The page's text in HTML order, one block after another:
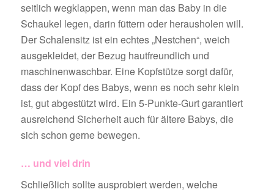
seitlich wegklappen, wenn man das Baby in die
Schaukel legen, darin füttern oder herausholen will.
Der Schalensitz ist ein echtes „Nestchen“, weich
ausgekleidet, der Bezug hautfreundlich und
maschinenwaschbar. Eine Kopfstütze sorgt dafür,
dass der Kopf des Babys, wenn es noch sehr klein
ist, gut abgestützt wird. Ein 5-Punkte-Gurt garantiert
ausreichend Sicherheit auch für ältere Babys, die
sich schon gerne bewegen.
… und viel drin
Schließlich sollte ausprobiert werden, welche